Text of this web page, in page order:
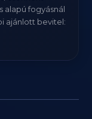
fogyásnál
ajánlott bevitel: